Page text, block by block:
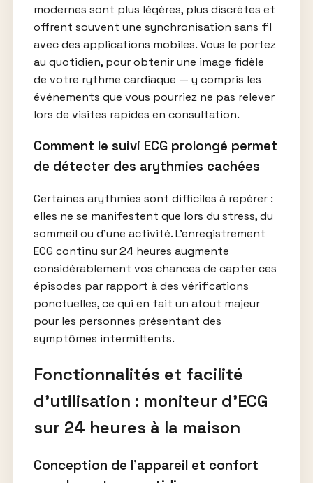
modernes sont plus légères, plus discrètes et
offrent souvent une synchronisation sans fil
avec des applications mobiles. Vous le portez
au quotidien, pour obtenir une image fidèle
de votre rythme cardiaque — y compris les
événements que vous pourriez ne pas relever
lors de visites rapides en consultation.
Comment le suivi ECG prolongé permet
de détecter des arythmies cachées
Certaines arythmies sont difficiles à repérer :
elles ne se manifestent que lors du stress, du
sommeil ou d’une activité. L’enregistrement
ECG continu sur 24 heures augmente
considérablement vos chances de capter ces
épisodes par rapport à des vérifications
ponctuelles, ce qui en fait un atout majeur
pour les personnes présentant des
symptômes intermittents.
Fonctionnalités et facilité
d’utilisation : moniteur d’ECG
sur 24 heures à la maison
Conception de l’appareil et confort